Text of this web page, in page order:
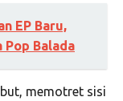
EP Baru,
Pop Balada
memotret sisi